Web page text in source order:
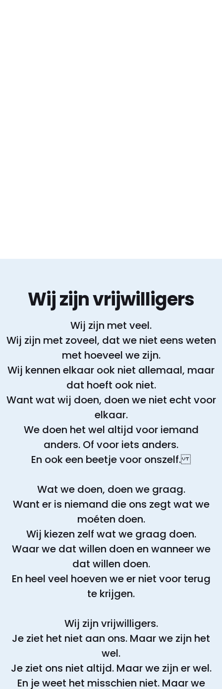
Wij zijn vrijwilligers
Wij zijn met veel.
Wij zijn met zoveel, dat we niet eens weten
met hoeveel we zijn.
Wij kennen elkaar ook niet allemaal, maar
dat hoeft ook niet.
Want wat wij doen, doen we niet echt voor
elkaar.
We doen het wel altijd voor iemand
anders. Of voor iets anders.
En ook een beetje voor onszelf.
Wat we doen, doen we graag.
Want er is niemand die ons zegt wat we
moéten doen.
Wij kiezen zelf wat we graag doen.
Waar we dat willen doen en wanneer we
dat willen doen.
En heel veel hoeven we er niet voor terug
te krijgen.
Wij zijn vrijwilligers.
Je ziet het niet aan ons. Maar we zijn het
wel.
Je ziet ons niet altijd. Maar we zijn er wel.
En je weet het misschien niet. Maar we